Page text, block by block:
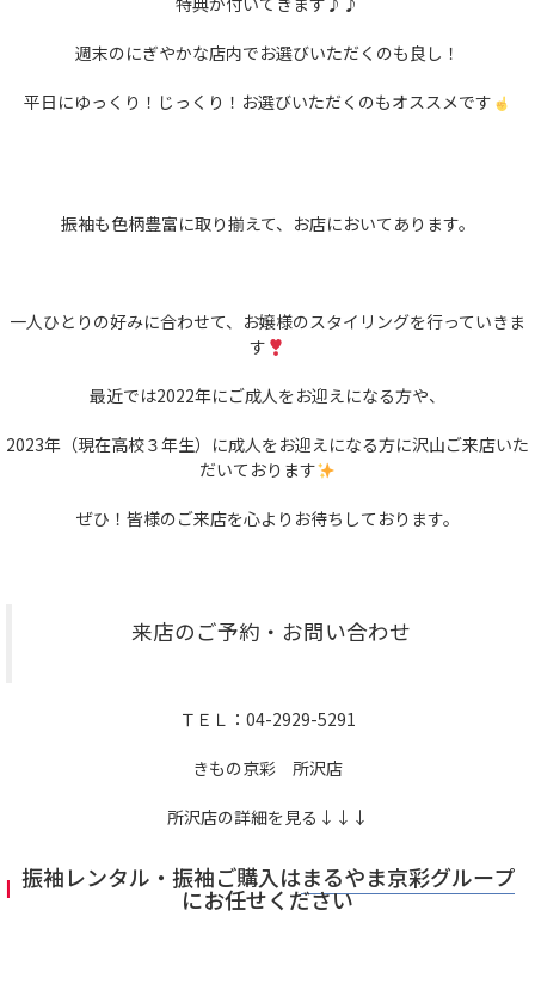
週末のにぎやかな店内でお選びいただくのも良し！
平日にゆっくり！じっくり！お選びいただくのもオススメです
振袖も色柄豊富に取り揃えて、お店においてあります。
一人ひとりの好みに合わせて、お嬢様のスタイリングを行っていきま
す
最近では2022年にご成人をお迎えになる方や、
2023年（現在高校３年生）に成人をお迎えになる方に沢山ご来店いた
だいております
ぜひ！皆様のご来店を心よりお待ちしております。
来店のご予約・お問い合わせ
ＴＥＬ：04-2929-5291
きもの京彩 所沢店
所沢店の詳細を見る↓↓↓
振袖レンタル・振袖ご購入はまるやま京彩グループ
にお任せください